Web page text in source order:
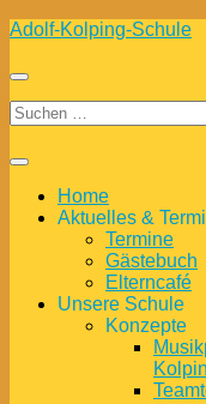
Zum
springen
Adolf-Kolping-Schule
Suchen
nach:
Home
Aktuelles &
Termine
Gästebuch
Elterncafé
Unsere Schule
Konzepte